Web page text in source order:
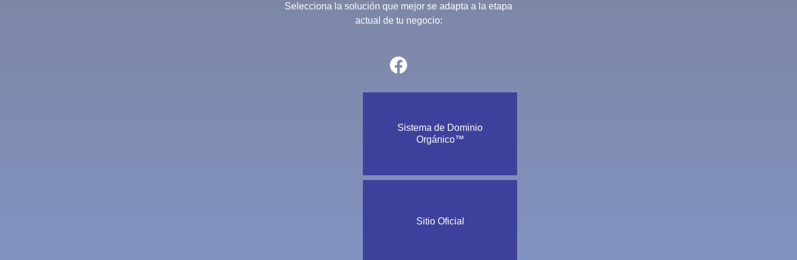
Selecciona la solución que mejor se adapta a la etapa
actual de tu negocio:
Sistema de Dominio
Orgánico™
Sitio Oficial